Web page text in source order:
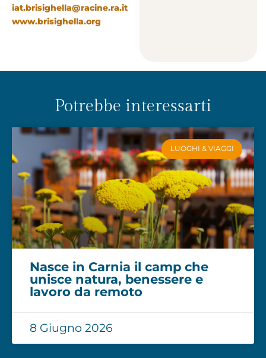
iat.brisighella@racine.ra.it
www.brisighella.org
Potrebbe interessarti
LUOGHI & VIAGGI
Nasce in Carnia il camp che
unisce natura, benessere e
lavoro da remoto
8 Giugno 2026